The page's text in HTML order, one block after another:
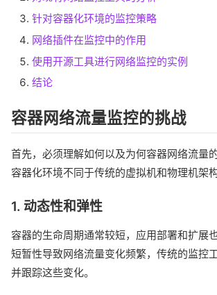
针对容器化环境的监控策略
网络插件在监控中的作用
使用开源工具进行网络监控的实例
结论
容器网络流量监控的挑战
首先，必须理解如何以及为何容器网络流量
容器化环境不同于传统的虚拟机和物理机架
1. 动态性和弹性
容器的生命周期通常较短，应用部署和扩展
短暂性导致网络流量变化频繁，传统的监控
并跟踪这些变化。